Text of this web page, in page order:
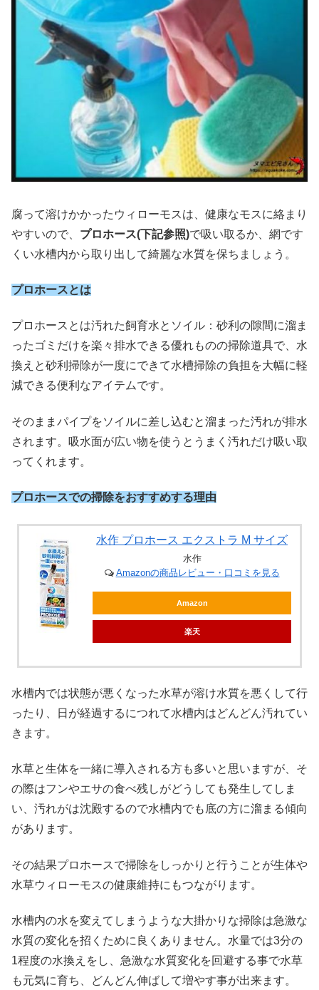
腐って溶けかかったウィローモスは、健康なモスに絡まり
やすいので、 プロホース(下記参照)で吸い取るか、網です
くい水槽内から取り出して綺麗な水質を保ちましょう。
プロホースとは
プロホースとは汚れた飼育水とソイル：砂利の隙間に溜ま
ったゴミだけを楽々排水できる優れものの掃除道具で、水
換えと砂利掃除が一度にできて水槽掃除の負担を大幅に軽
減できる便利なアイテムです。
そのままパイプをソイルに差し込むと溜まった汚れが排水
されます。吸水面が広い物を使うとうまく汚れだけ吸い取
ってくれます。
プロホースでの掃除をおすすめする理由
水作 プロホース エクストラ M サイズ
水作
Amazonの商品レビュー・口コミを見る
Amazon
楽天
水槽内では状態が悪くなった水草が溶け水質を悪くして行
ったり、日が経過するにつれて水槽内はどんどん汚れてい
きます。
水草と生体を一緒に導入される方も多いと思いますが、そ
の際はフンやエサの食べ残しがどうしても発生してしま
い、汚れがは沈殿するので水槽内でも底の方に溜まる傾向
があります。
その結果プロホースで掃除をしっかりと行うことが生体や
水草ウィローモスの健康維持にもつながります。
水槽内の水を変えてしまうような大掛かりな掃除は急激な
水質の変化を招くために良くありません。水量では3分の
1程度の水換えをし、急激な水質変化を回避する事で水草
も元気に育ち、どんどん伸ばして増やす事が出来ます。